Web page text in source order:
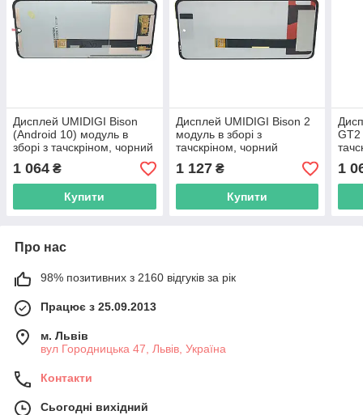
Дисплей UMIDIGI Bison
(Android 10) модуль в
зборі з тачскріном, чорний
1 064 ₴
Купити
Дисплей UMIDIGI Bison 2
модуль в зборі з
тачскріном, чорний
1 127₴
Купити
GT2
1
Про нас
98% позитивних з 2160 відгуків за рік
Працює з 25.09.2013
м. Львів
вул Городницька 47, Львів, Україна
Контакти
Сьогодні вихідний